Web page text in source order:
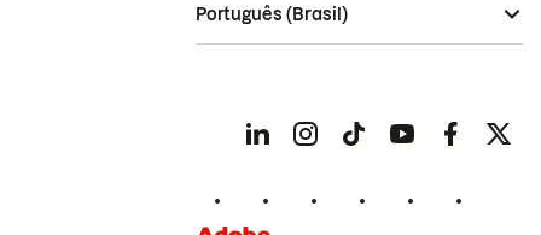
Português (Brasil)